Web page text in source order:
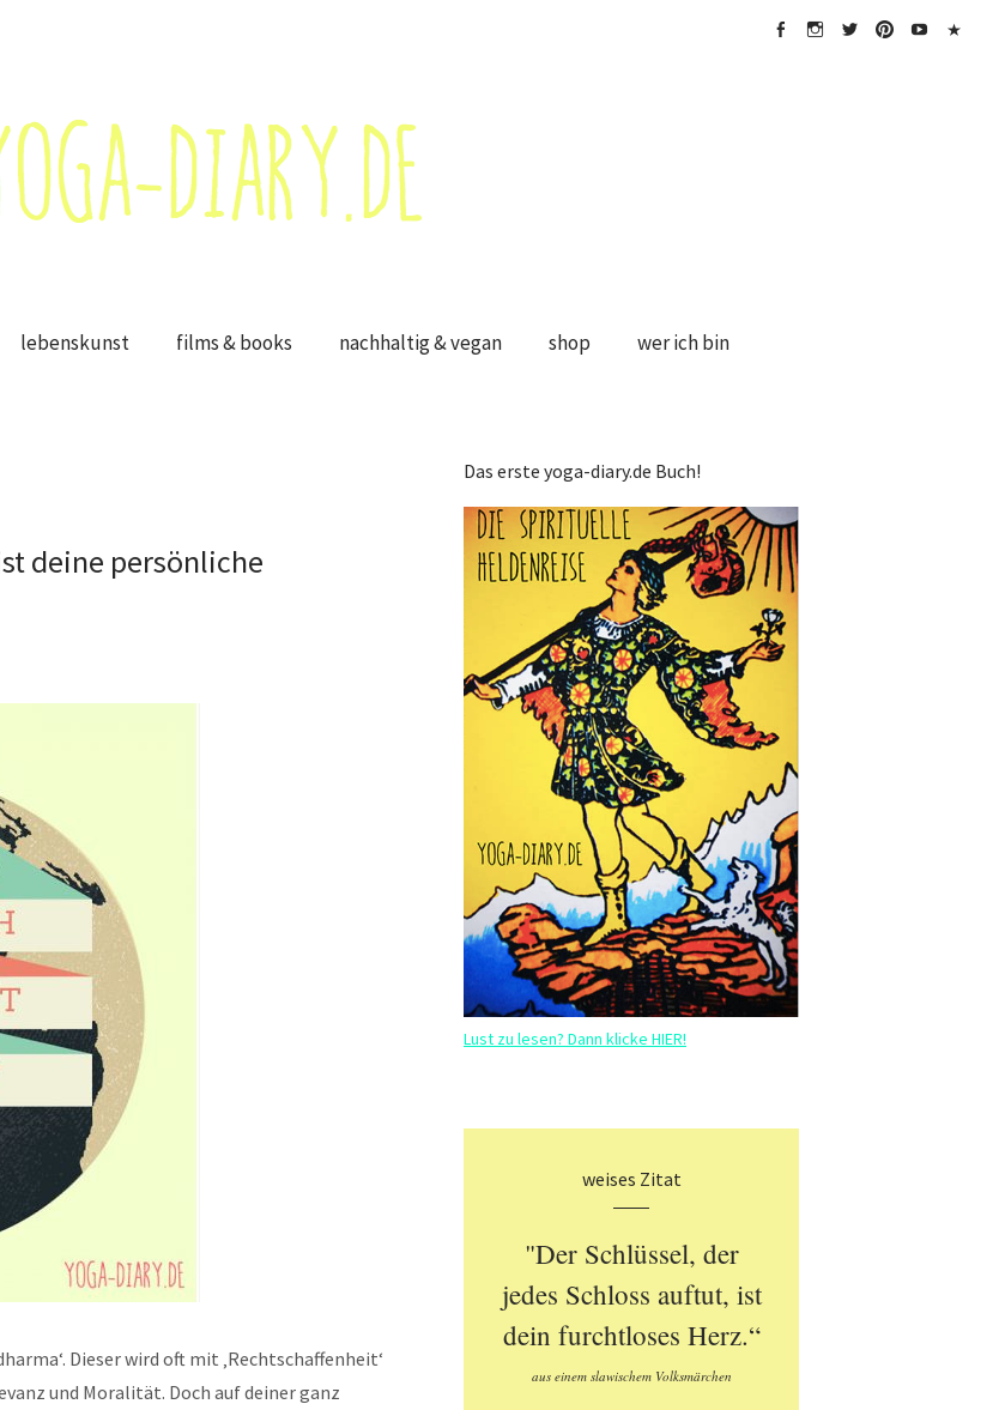
lebenskunst films & books nachhaltig & vegan shop wer ich bin
deine persönliche
Dieser wird oft mit ‚Rechtschaffenheit‘
und Moralität. Doch auf deiner ganz
Das erste yoga-diary.de Buch!
Lust zu lesen? Dann klicke HIER!
weises Zitat
"Der Schlüssel, der
jedes Schloss auftut, ist
dein furchtloses Herz.“
aus einem slawischem Volksmärchen